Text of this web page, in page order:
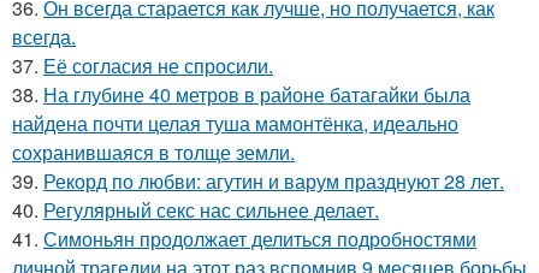
36. Он всегда старается как лучше, но получается, как
всегда.
37. Её согласия не спросили.
38. На глубине 40 метров в районе батагайки была
найдена почти целая туша мамонтёнка, идеально
сохранившаяся в толще земли.
39. Рекорд по любви: агутин и варум празднуют 28 лет.
40. Регулярный секс нас сильнее делает.
41. Симоньян продолжает делиться подробностями
личной трагедии на этот раз вспомнив 9 месяцев борьбы